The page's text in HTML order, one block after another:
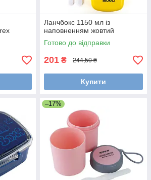
Ланчбокс 1150 мл із
наповненням жовтий
Готово до відправки
201 ₴ 244,50 ₴
Купити
–17%